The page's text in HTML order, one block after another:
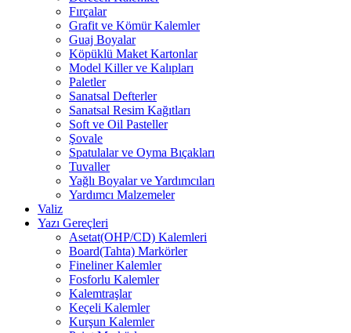
Fırçalar
Grafit ve Kömür Kalemler
Guaj Boyalar
Köpüklü Maket Kartonlar
Model Killer ve Kalıpları
Paletler
Sanatsal Defterler
Sanatsal Resim Kağıtları
Soft ve Oil Pasteller
Şovale
Spatulalar ve Oyma Bıçakları
Tuvaller
Yağlı Boyalar ve Yardımcıları
Yardımcı Malzemeler
Valiz
Yazı Gereçleri
Asetat(OHP/CD) Kalemleri
Board(Tahta) Markörler
Fineliner Kalemler
Fosforlu Kalemler
Kalemtraşlar
Keçeli Kalemler
Kurşun Kalemler